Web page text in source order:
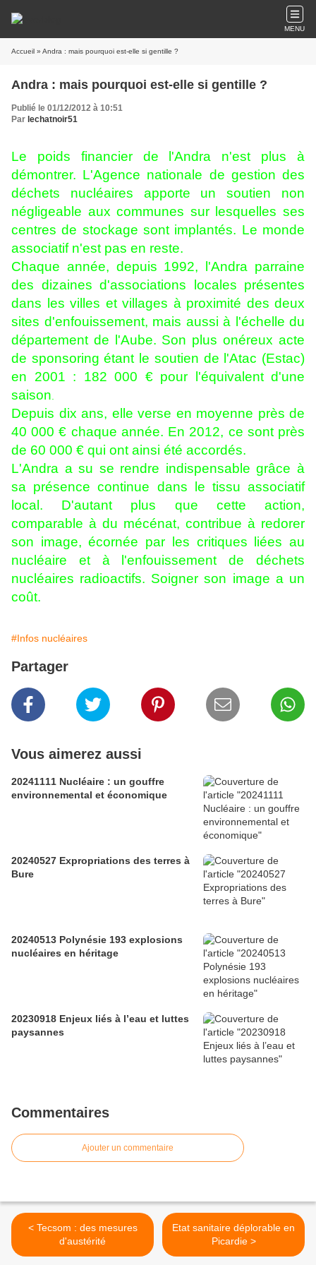
MENU
Accueil » Andra : mais pourquoi est-elle si gentille ?
Andra : mais pourquoi est-elle si gentille ?
Publié le 01/12/2012 à 10:51
Par lechatnoir51
Le poids financier de l'Andra n'est plus à
démontrer. L'Agence nationale de gestion des
déchets nucléaires apporte un soutien non
négligeable aux communes sur lesquelles ses
centres de stockage sont implantés. Le monde
associatif n'est pas en reste.
Chaque année, depuis 1992, l'Andra parraine
des dizaines d'associations locales présentes
dans les villes et villages à proximité des deux
sites d'enfouissement, mais aussi à l'échelle du
département de l'Aube. Son plus onéreux acte
de sponsoring étant le soutien de l'Atac (Estac)
en 2001 : 182 000 € pour l'équivalent d'une
saison
Depuis dix ans, elle verse en moyenne près de
40 000 € chaque année. En 2012, ce sont près
de 60 000 € qui ont ainsi été accordés.
L'Andra a su se rendre indispensable grâce à
sa présence continue dans le tissu associatif
local. D'autant plus que cette action,
comparable à du mécénat, contribue à redorer
son image, écornée par les critiques liées au
nucléaire et à l'enfouissement de déchets
nucléaires radioactifs. Soigner son image a un
coût.
#Infos nucléaires
Partager
Vous aimerez aussi
20241111 Nucléaire : un gouffre
environnemental et économique
20240527 Expropriations des terres à
Bure
20240513 Polynésie 193 explosions
nucléaires en héritage
20230918 Enjeux liés à l’eau et luttes
paysannes
Commentaires
Ajouter un commentaire
< Tecsom : des mesures
d'austérité
Etat sanitaire déplorable en
Picardie >